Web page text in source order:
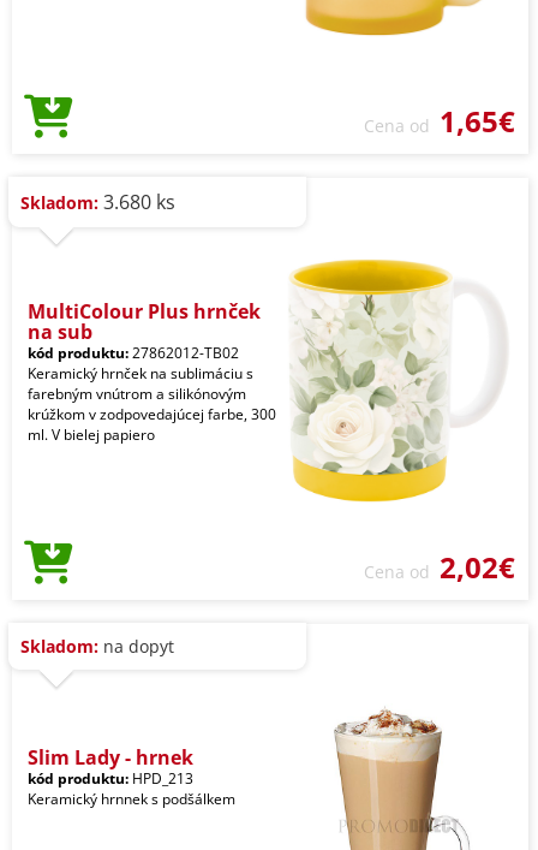
Cena od 1,65€
Skladom: 3.680 ks
MultiColour Plus hrnček
na sub
kód produktu:27862012-TB02
Keramický hrnček na sublimáciu s
farebným vnútrom a silikónovým
krúžkom v zodpovedajúcej farbe, 300
ml. V bielej papiero
Cena od 2,02€
Skladom: na dopyt
Slim Lady - hrnek
kód produktu: HPD_213
Keramický hrnnek s podšálkem